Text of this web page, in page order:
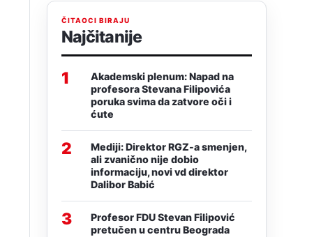
ČITAOCI BIRAJU
Najčitanije
1
Akademski plenum: Napad na
profesora Stevana Filipovića
poruka svima da zatvore oči i
ćute
2
Mediji: Direktor RGZ-a smenjen,
ali zvanično nije dobio
informaciju, novi vd direktor
Dalibor Babić
3
Profesor FDU Stevan Filipović
pretučen u centru Beograda